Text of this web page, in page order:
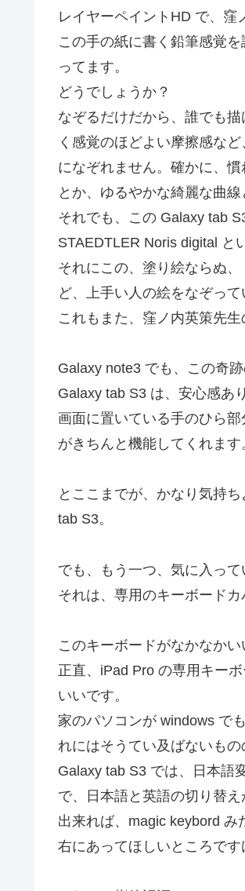
レイヤーペイントHD で、窪
この手の紙に書く鉛筆感覚
ってます。
どうでしょうか？
なぞるだけだから、誰でも
く感覚のほどよい摩擦感な
になぞれません。確かに、
とか、ゆるやかな綺麗な曲
それでも、この Galaxy tab
STAEDTLER Noris digital と
それにこの、塗り絵ならぬ
ど、上手い人の絵をなぞっ
これもまた、窪ノ内英策先
Galaxy note3 でも、この奇
Galaxy tab S3 は、安心感あ
画面に置いている手のひら
がきちんと機能してくれます
とここまでが、かなり気持
tab S3。
でも、もう一つ、気に入って
それは、専用のキーボードカ
このキーボードがなかなかい
正直、iPad Pro の専用キー
いいです。
家のパソコンが windows で
れにはそうてい及ばないも
Galaxy tab S3 では、日本語
で、日本語と英語の切り替え
出来れば、magic keybord
右にあってほしいところです